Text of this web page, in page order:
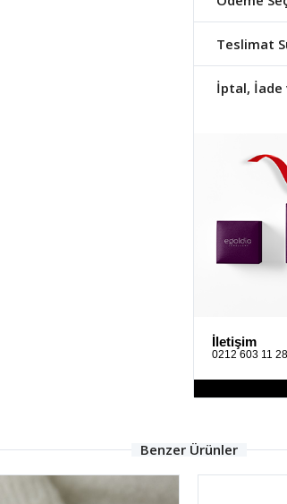
Teslimat
İptal, İade
İletişim
0212 603 11 28
Benzer Ürünler